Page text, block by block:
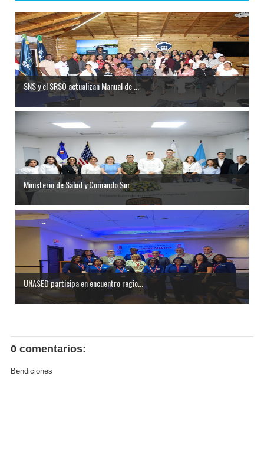
SNS y el SRSO actualizan Manual de ...
Ministerio de Salud y Comando Sur ...
UNASED participa en encuentro regio...
0 comentarios:
Bendiciones